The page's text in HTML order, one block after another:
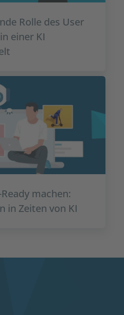
Rolle des User
einer KI
machen:
in Zeiten von KI